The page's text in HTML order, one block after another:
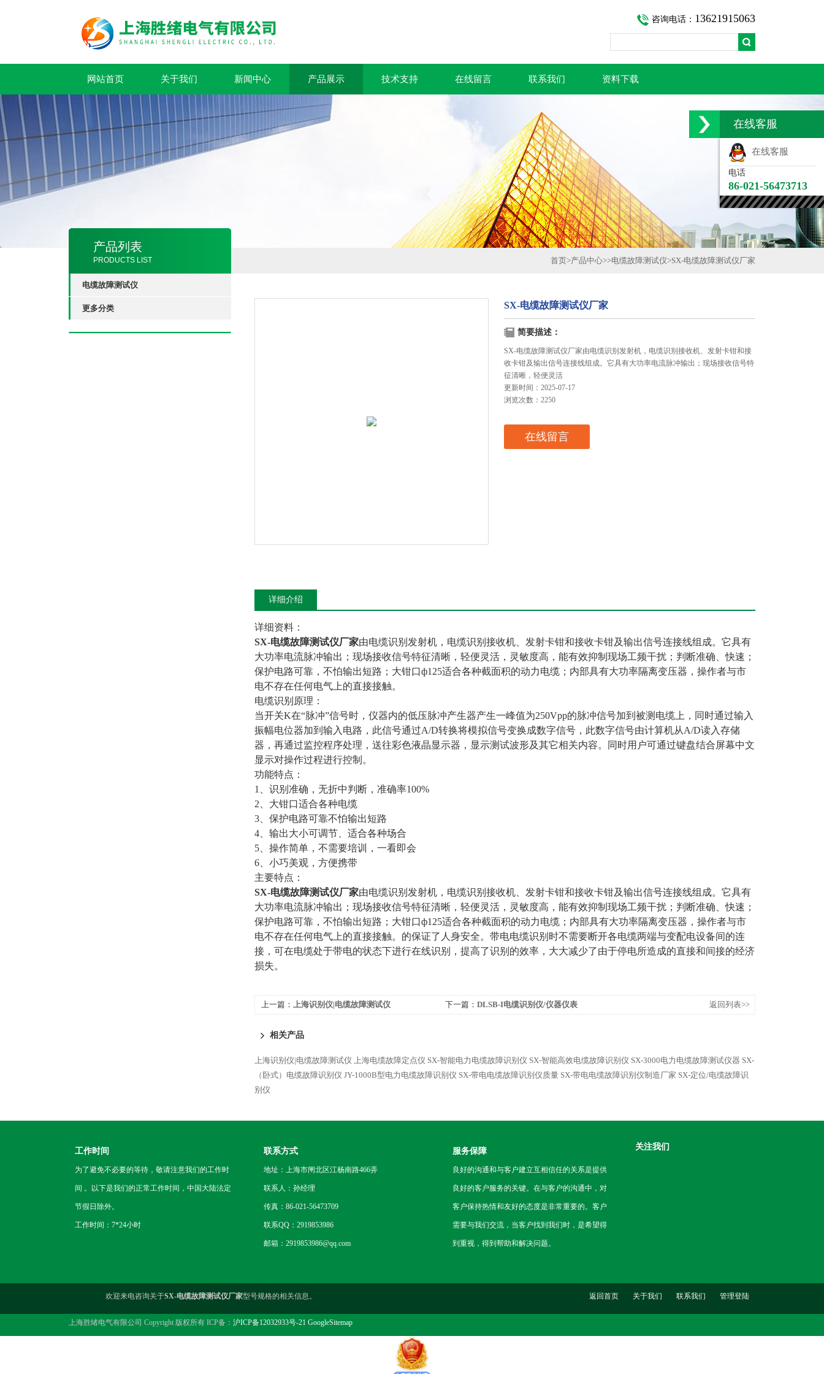
咨询电话： 13621915063
网站首页 关于我们 新闻中心 产品展示 技术支持 在线留言 联系我们 资料下载
产品列表
PRODUCTS LIST
电缆故障测试仪
更多分类
首页>产品中心>>电缆故障测试仪>SX-电缆故障测试仪厂家
SX-电缆故障测试仪厂家
简要描述：
SX-电缆故障测试仪厂家由电缆识别发射机，电缆识别接收机、发射卡钳和接
收卡钳及输出信号连接线组成。它具有大功率电流脉冲输出；现场接收信号特
征清晰，轻便灵活
更新时间：2025-07-17
浏览次数：2250
在线留言
详细介绍
详细资料：
SX-电缆故障测试仪厂家由电缆识别发射机，电缆识别接收机、发射卡钳和接收卡钳及输出信号连接线组成。它具有
大功率电流脉冲输出；现场接收信号特征清晰，轻便灵活，灵敏度高，能有效抑制现场工频干扰；判断准确、快速；
保护电路可靠，不怕输出短路；大钳口ф125适合各种截面积的动力电缆；内部具有大功率隔离变压器，操作者与市
电不存在任何电气上的直接接触。
电缆识别原理：
当开关K在“脉冲”信号时，仪器内的低压脉冲产生器产生一峰值为250Vpp的脉冲信号加到被测电缆上，同时通过输入
振幅电位器加到输入电路，此信号通过A/D转换将模拟信号变换成数字信号，此数字信号由计算机从A/D读入存储
器，再通过监控程序处理，送往彩色液晶显示器，显示测试波形及其它相关内容。同时用户可通过键盘结合屏幕中文
显示对操作过程进行控制。
功能特点：
1、识别准确，无折中判断，准确率100%
2、大钳口适合各种电缆
3、保护电路可靠不怕输出短路
4、输出大小可调节、适合各种场合
5、操作简单，不需要培训，一看即会
6、小巧美观，方便携带
主要特点：
SX-电缆故障测试仪厂家由电缆识别发射机，电缆识别接收机、发射卡钳和接收卡钳及输出信号连接线组成。它具有
大功率电流脉冲输出；现场接收信号特征清晰，轻便灵活，灵敏度高，能有效抑制现场工频干扰；判断准确、快速；
保护电路可靠，不怕输出短路；大钳口ф125适合各种截面积的动力电缆；内部具有大功率隔离变压器，操作者与市
电不存在任何电气上的直接接触。的保证了人身安全。带电电缆识别时不需要断开各电缆两端与变配电设备间的连
接，可在电缆处于带电的状态下进行在线识别，提高了识别的效率，大大减少了由于停电所造成的直接和间接的经济
损失。
上一篇： 上海识别仪|电缆故障测试仪 下一篇： DLSB-I电缆识别仪/仪器仪表 返回列表>>
相关产品
上海识别仪|电缆故障测试仪 上海电缆故障定点仪 SX-智能电力电缆故障识别仪 SX-智能高效电缆故障识别仪 SX-3000电力电缆故障测试仪器 SX-
（卧式）电缆故障识别仪 JY-1000B型电力电缆故障识别仪 SX-带电电缆故障识别仪质量 SX-带电电缆故障识别仪制造厂家 SX-定位/电缆故障识
别仪
工作时间
为了避免不必要的等待，敬请注意我们的工作时
间 。以下是我们的正常工作时间，中国大陆法定
节假日除外。
工作时间：7*24小时
联系方式
地址：上海市闸北区江杨南路466弄
联系人：孙经理
传真：86-021-56473709
联系QQ：2919853986
邮箱：2919853986@qq.com
服务保障
良好的沟通和与客户建立互相信任的关系是提供
良好的客户服务的关键。在与客户的沟通中，对
客户保持热情和友好的态度是非常重要的。客户
需要与我们交流，当客户找到我们时，是希望得
到重视，得到帮助和解决问题。
关注我们
欢迎来电咨询关于SX-电缆故障测试仪厂家型号规格的相关信息。
上海胜绪电气有限公司 Copyright 版权所有 ICP备： 沪ICP备12032933号-21 GoogleSitemap
返回首页 关于我们 联系我们 管理登陆
在线客服
在线客服
电话
86-021-56473713